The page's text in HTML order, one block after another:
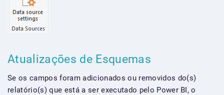
Atualizações de Esquemas
Se os campos foram adicionados ou removidos do(s)
relatório(s) que está a ser executado pelo Power BI, o